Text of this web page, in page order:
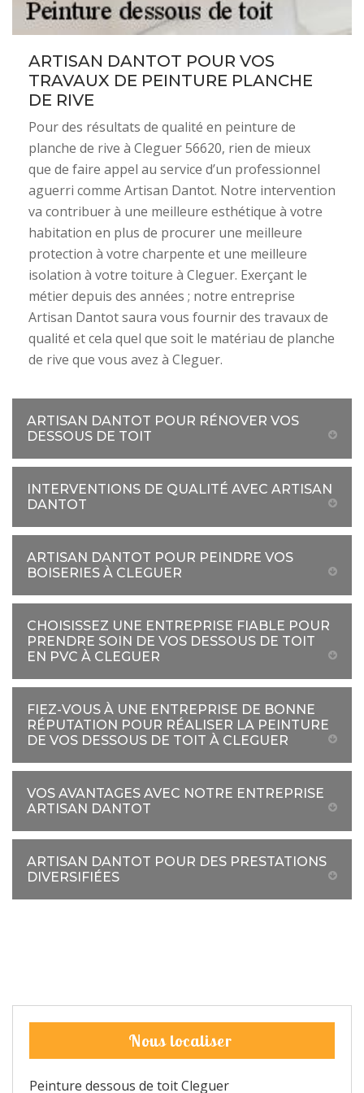
ARTISAN DANTOT POUR VOS
TRAVAUX DE PEINTURE PLANCHE
DE RIVE
Pour des résultats de qualité en peinture de
planche de rive à Cleguer 56620, rien de mieux
que de faire appel au service d’un professionnel
aguerri comme Artisan Dantot. Notre intervention
va contribuer à une meilleure esthétique à votre
habitation en plus de procurer une meilleure
protection à votre charpente et une meilleure
isolation à votre toiture à Cleguer. Exerçant le
métier depuis des années ; notre entreprise
Artisan Dantot saura vous fournir des travaux de
qualité et cela quel que soit le matériau de planche
de rive que vous avez à Cleguer.
ARTISAN DANTOT POUR RÉNOVER VOS
DESSOUS DE TOIT
INTERVENTIONS DE QUALITÉ AVEC ARTISAN
DANTOT
ARTISAN DANTOT POUR PEINDRE VOS
BOISERIES À CLEGUER
CHOISISSEZ UNE ENTREPRISE FIABLE POUR
PRENDRE SOIN DE VOS DESSOUS DE TOIT
EN PVC À CLEGUER
FIEZ-VOUS À UNE ENTREPRISE DE BONNE
RÉPUTATION POUR RÉALISER LA PEINTURE
DE VOS DESSOUS DE TOIT À CLEGUER
VOS AVANTAGES AVEC NOTRE ENTREPRISE
ARTISAN DANTOT
ARTISAN DANTOT POUR DES PRESTATIONS
DIVERSIFIÉES
Nous localiser
Peinture dessous de toit Cleguer